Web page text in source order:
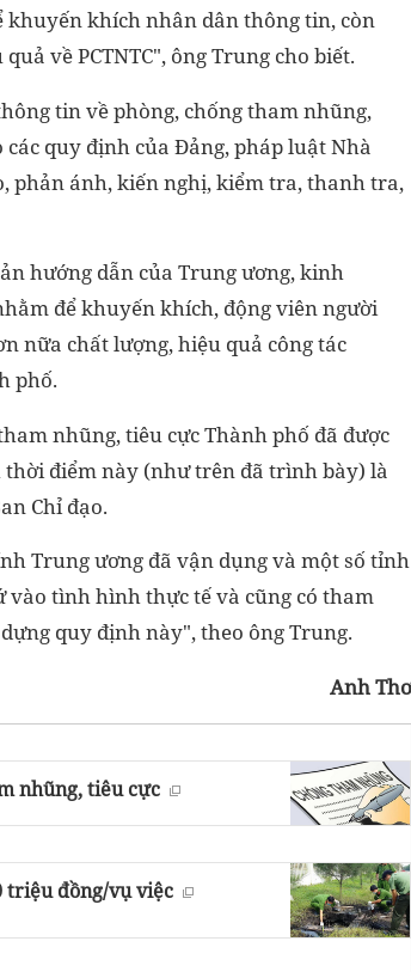
khuyến khích nhân dân thông tin, còn
về PCTNTC", ông Trung cho biết.
tin về phòng, chống tham nhũng,
quy định của Đảng, pháp luật Nhà
phản ánh, kiến nghị, kiểm tra, thanh tra,
hướng dẫn của Trung ương, kinh
để khuyến khích, động viên người
nữa chất lượng, hiệu quả công tác
phố.
nhũng, tiêu cực Thành phố đã được
điểm này (như trên đã trình bày) là
Chỉ đạo.
Trung ương đã vận dụng và một số tỉnh
vào tình hình thực tế và cũng có tham
quy định này", theo ông Trung.
Anh Thơ
nhũng, tiêu cực
triệu đồng/vụ việc